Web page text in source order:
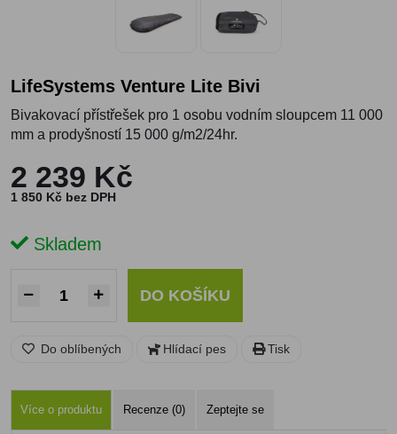
LifeSystems Venture Lite Bivi
Bivakovací přístřešek pro 1 osobu vodním sloupcem 11 000
mm a prodyšností 15 000 g/m2/24hr.
2 239 Kč
1 850 Kč bez DPH
Skladem
DO KOŠÍKU
Do oblíbených Hlídací pes Tisk
Více o produktu Recenze (0) Zeptejte se